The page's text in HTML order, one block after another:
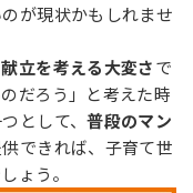
が現状かもしれませ
献立を考える大変さで
だろう」と考えた時
として、普段のマン
できれば、子育て世
ょう。